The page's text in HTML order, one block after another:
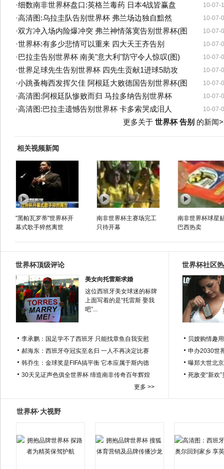
10-07-
·细数南非世界杯盘口:英格兰毒药 日本4战皆赢盘
10-07-
·高清图:乌拉圭队告别世界杯 弗兰场边独自黯然
10-07-
·双方冲入场内险爆冲突 弗兰神情落寞告别世界杯(图
10-07-
·世界杯:有多少悲情可以重来 四大天王齐告别
10-07-
·巴拉圭告别世界杯 南美"意大利"防守令人惊叹(图)
10-07-
·世界足球先生告别世界杯 四先生贡献1进球5助攻
10-07-
·小跳蚤梅西发挥欠佳 阿根廷大败德国告别世界杯(图
10-07-
·高清图:阿根廷队惨败而归 马拉多纳告别世界杯
10-07-
·高清图:巴拉圭遗憾告别世界杯 卡多索哭成泪人
更多关于 世界杯 告别 的新闻
相关视频新闻
"黑帕瓦罗蒂"世界杯开
幕式歌手猝然离世
南非世界杯主赛场完工
只待开幕
南非世界杯球星
巴西热卖
世界杯顶级评论
美女向托雷斯求婚
这位西班牙美女球迷的标牌
上面写着的是“托雷斯 娶我
吧”...
李承鹏：国足学不了西班牙 只能找章鱼自我安慰
郝海东：西班牙夺冠实至名归 一人不再决定比赛
韩乔生：金球奖是FIFA搞平衡 它本应属于斯内德
30天见证声色俱全世界杯 缔造南非传奇百年辉煌
更多 >>
世界杯社区
贝嫂购情趣
申办2030世
曝郑大世北
死敌变“新欢
世界杯·大视野